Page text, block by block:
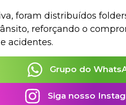
foram distribuídos
reforçando o
acidentes.
Grupo do
Siga nosso